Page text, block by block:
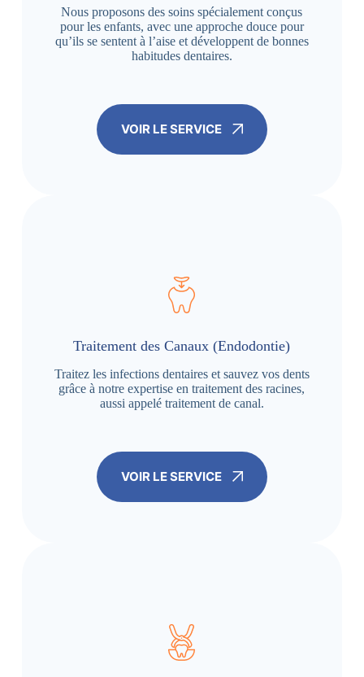
Nous proposons des soins spécialement conçus
pour les enfants, avec une approche douce pour
qu’ils se sentent à l’aise et développent de bonnes
habitudes dentaires.
VOIR LE SERVICE
Traitement des Canaux (Endodontie)
Traitez les infections dentaires et sauvez vos dents
grâce à notre expertise en traitement des racines,
aussi appelé traitement de canal.
VOIR LE SERVICE